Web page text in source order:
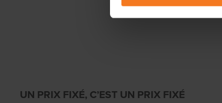
UN PRIX FIXÉ, C’EST UN PRIX FIXÉ